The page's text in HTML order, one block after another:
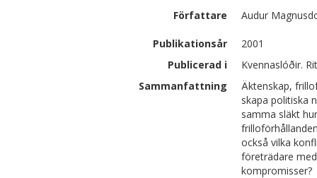
Författare Audur
Publikationsår
2001
Publicerad i
Kvennaslóðir.
Sammanfattning
Äktenskap,
skapa politiska
samma släkt
också vilka
företrädare
kompromisser?